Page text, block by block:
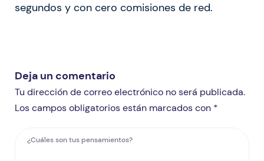
segundos y con cero comisiones de red.
Deja un comentario
Tu dirección de correo electrónico no será publicada.
Los campos obligatorios están marcados con *